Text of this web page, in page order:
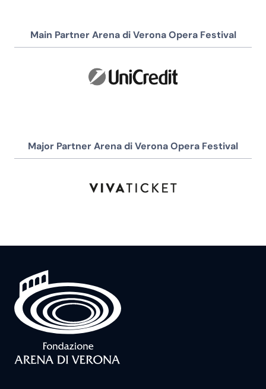
Main Partner Arena di Verona Opera Festival
Major Partner Arena di Verona Opera Festival